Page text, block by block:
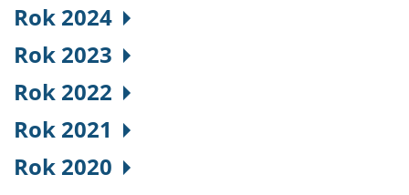
Rok 2024
Rok 2023
Rok 2022
Rok 2021
Rok 2020